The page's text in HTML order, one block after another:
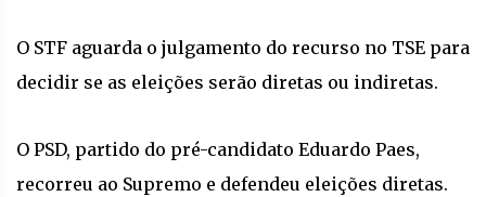
O STF aguarda o julgamento do recurso no TSE para
decidir se as eleições serão diretas ou indiretas.
O PSD, partido do pré-candidato Eduardo Paes,
recorreu ao Supremo e defendeu eleições diretas.